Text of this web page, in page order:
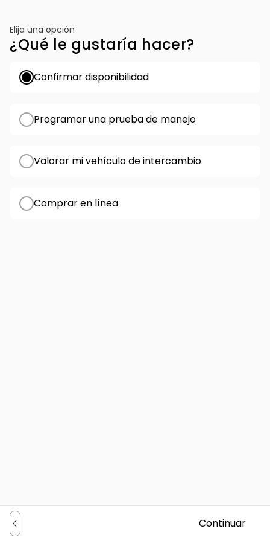
Elija una opción
¿Qué le gustaría hacer?
Confirmar disponibilidad
Programar una prueba de manejo
Valorar mi vehículo de intercambio
Comprar en línea
Continuar